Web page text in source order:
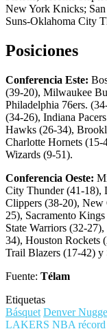
New York Knicks;
Suns-Oklahoma City
Posiciones
Conferencia Este:
(39-20), Milwaukee
Philadelphia 76ers.
(34-26), Indiana
Hawks (26-34),
Charlotte Hornets (15-
Wizards (9-51).
Conferencia Oeste:
City Thunder (41-18),
Clippers (38-20), New
25), Sacramento
State Warriors (32-
34), Houston Rockets
Trail Blazers (17-42) y
Fuente: Télam
Etiquetas
Básquet Denver
LAKERS NBA récord